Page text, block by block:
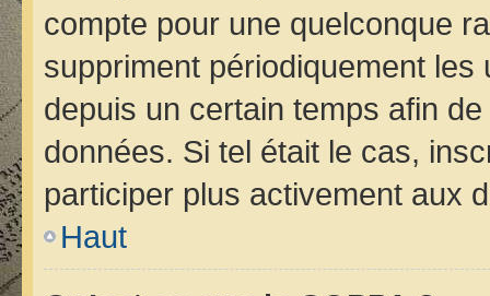
compte pour une quelconque
suppriment périodiquement les
depuis un certain temps afin
données. Si tel était le cas,
participer plus activement aux
Haut